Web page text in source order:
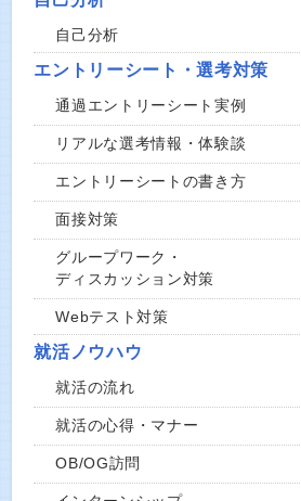
自己分析
エントリーシート・選考対策
通過エントリーシート実例
リアルな選考情報・体験談
エントリーシートの書き方
面接対策
グループワーク・
ディスカッション対策
Webテスト対策
就活ノウハウ
就活の流れ
就活の心得・マナー
OB/OG訪問